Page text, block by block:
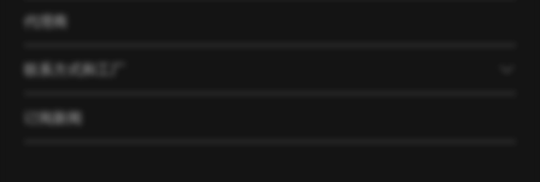
代理商
联系方式和工厂
订阅新闻